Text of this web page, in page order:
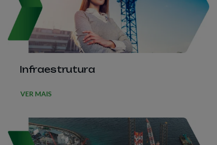
Infraestrutura
VER MAIS